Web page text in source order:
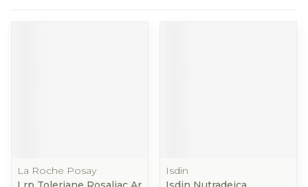
La Roche Posay
Isdin